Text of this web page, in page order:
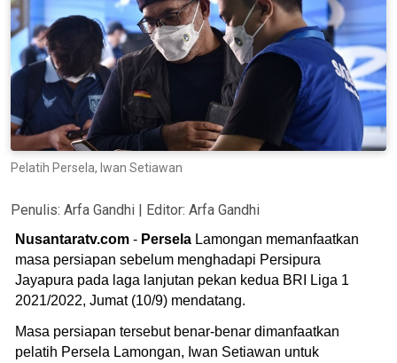
Pelatih Persela, Iwan Setiawan
Penulis: Arfa Gandhi | Editor: Arfa Gandhi
Nusantaratv.com - Persela Lamongan memanfaatkan
masa persiapan sebelum menghadapi Persipura
Jayapura pada laga lanjutan pekan kedua BRI Liga 1
2021/2022, Jumat (10/9) mendatang.
Masa persiapan tersebut benar-benar dimanfaatkan
pelatih Persela Lamongan, Iwan Setiawan untuk